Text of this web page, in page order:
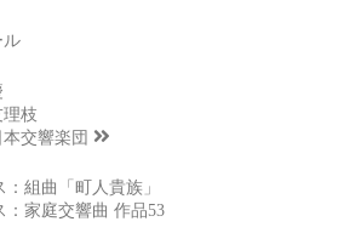
ル
枝
交響楽団
組曲「町人貴族」
：家庭交響曲 作品53